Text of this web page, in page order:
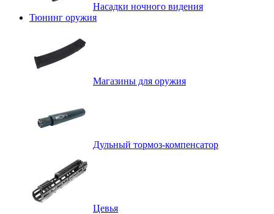
Насадки ночного видения
Тюнинг оружия
Магазины для оружия
Дульный тормоз-компенсатор
Цевья